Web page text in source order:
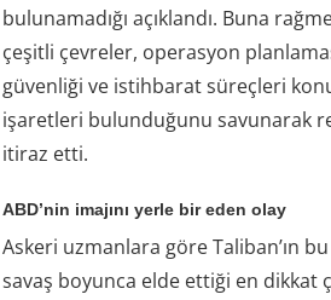
bulunamadığı açıklandı. Buna
çeşitli çevreler, operasyon
güvenliği ve istihbarat süreçleri
işaretleri bulunduğunu savunarak
itiraz etti.
ABD’nin imajını yerle bir eden olay
Askeri uzmanlara göre Taliban’ın bu
savaş boyunca elde ettiği en dikkat